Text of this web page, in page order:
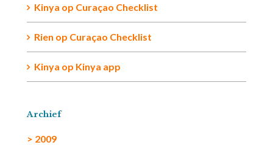
Kinya op Curaçao Checklist
Rien op Curaçao Checklist
Kinya op Kinya app
Archief
> 2009